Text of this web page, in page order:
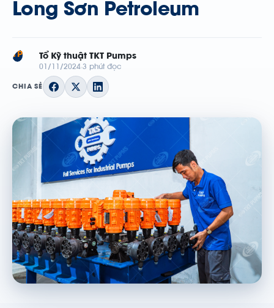
Long Sơn Petroleum
TP Tổ Kỹ thuật TKT Pumps
01/11/2024 3 phút đọc
CHIA SẺ